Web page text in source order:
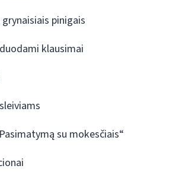
pinigais
klausimai
su mokesčiais“